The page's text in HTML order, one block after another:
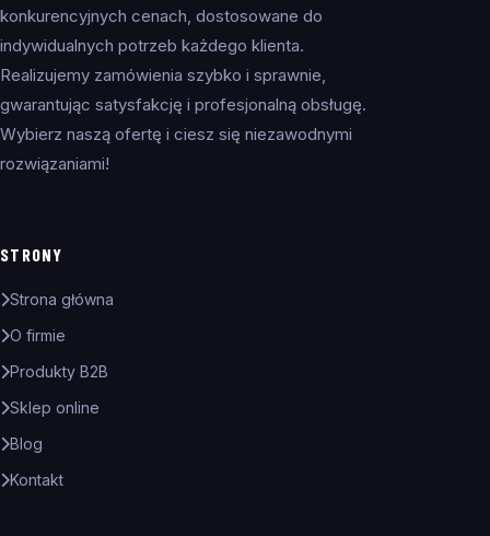
konkurencyjnych cenach, dostosowane do
indywidualnych potrzeb każdego klienta.
Realizujemy zamówienia szybko i sprawnie,
gwarantując satysfakcję i profesjonalną obsługę.
Wybierz naszą ofertę i ciesz się niezawodnymi
rozwiązaniami!
STRONY
Strona główna
O firmie
Produkty B2B
Sklep online
Blog
Kontakt